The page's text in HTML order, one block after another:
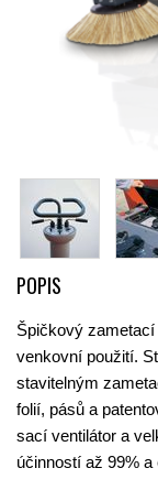
POPIS
Špičkový
venkovní použití.
stavitelným
folií, pásů a
sací ventilátor a
účinností až 99%